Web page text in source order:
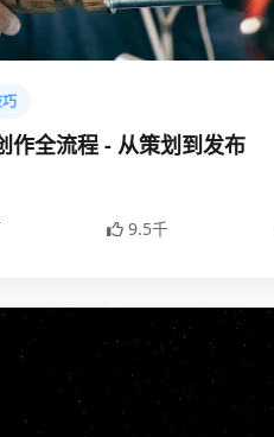
作全流程 - 从策划到发布
9.5千